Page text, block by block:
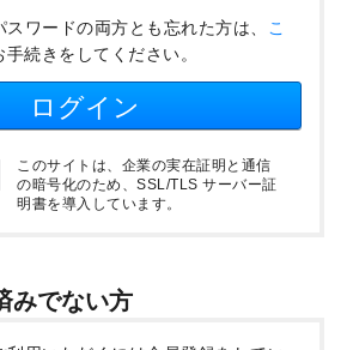
ワードの両方とも忘れた方は、 こ
続きをしてください。
ログイン
このサイトは、企業の実在証明と通信
の暗号化のため、SSL/TLS サーバー証
明書を導入しています。
みでない方